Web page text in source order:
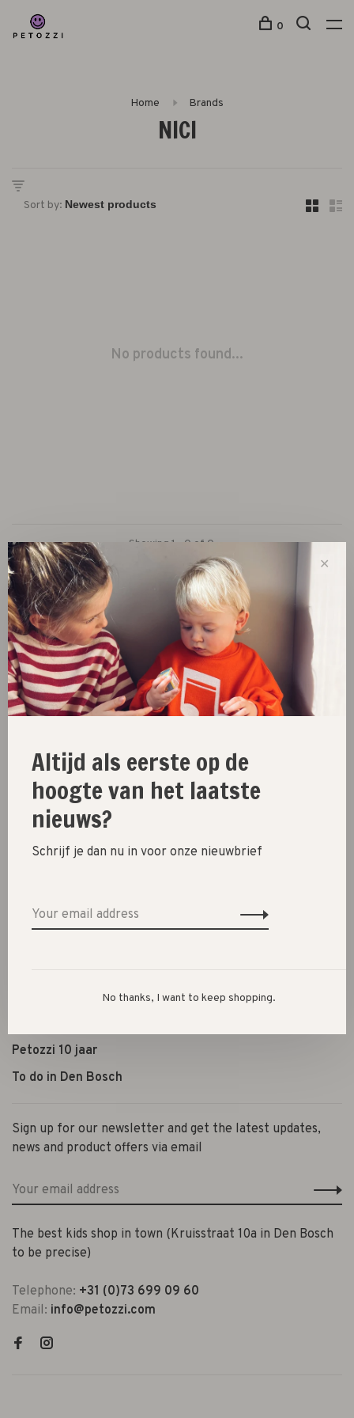
0
Home Brands
NICI
Sort by:
No products found...
Showing 1 - 0 of 0
New
SALE 30%
SALE 60%
Clothes
Presents
Lifestyle
Shop the look
About us
Terms & conditions
Shipping, exchanges & returns
Petozzi 10 jaar
To do in Den Bosch
Sign up for our newsletter and get the latest updates,
news and product offers via email
The best kids shop in town (Kruisstraat 10a in Den Bosch
to be precise)
Telephone: +31 (0)73 699 09 60
Email: info@petozzi.com
✕
Altijd als eerste op de
hoogte van het laatste
nieuws?
Schrijf je dan nu in voor onze nieuwbrief
No thanks, I want to keep shopping.